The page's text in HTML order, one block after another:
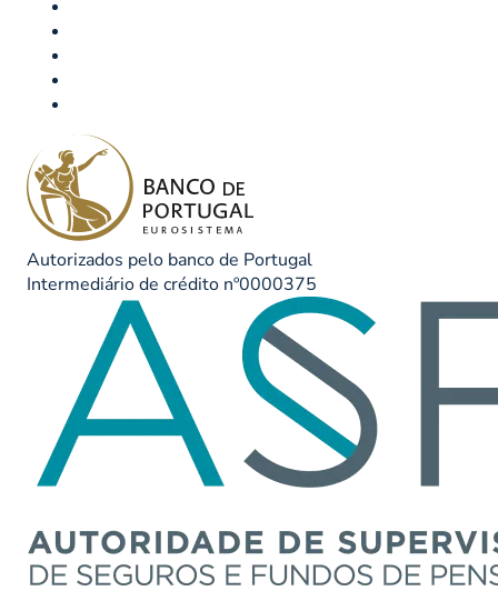
Autorizados pelo banco de Portugal
Intermediário de crédito nº0000375